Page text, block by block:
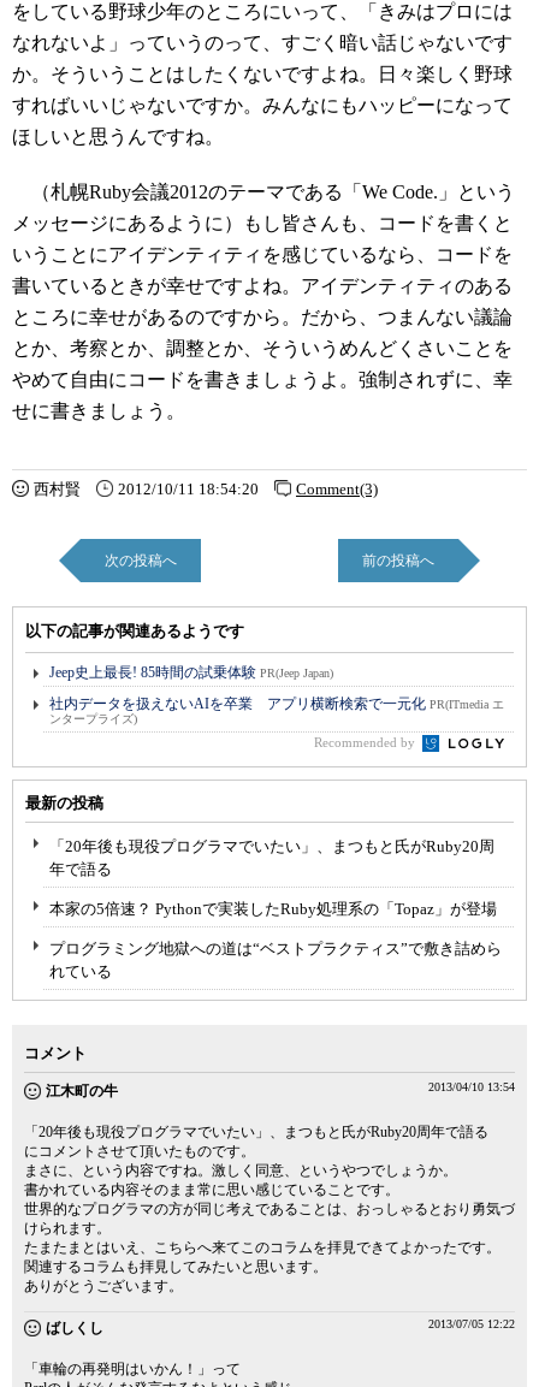
をしている野球少年のところにいって、「きみはプロには
なれないよ」っていうのって、すごく暗い話じゃないです
か。そういうことはしたくないですよね。日々楽しく野球
すればいいじゃないですか。みんなにもハッピーになって
ほしいと思うんですね。
（札幌Ruby会議2012のテーマである「We Code.」という
メッセージにあるように）もし皆さんも、コードを書くと
いうことにアイデンティティを感じているなら、コードを
書いているときが幸せですよね。アイデンティティのある
ところに幸せがあるのですから。だから、つまんない議論
とか、考察とか、調整とか、そういうめんどくさいことを
やめて自由にコードを書きましょうよ。強制されずに、幸
せに書きましょう。
西村賢 2012/10/11 18:54:20 Comment(3)
次の投稿へ 前の投稿へ
以下の記事が関連あるようです
Jeep史上最長! 85時間の試乗体験 PR(Jeep Japan)
社内データを扱えないAIを卒業 アプリ横断検索で一元化 PR(ITmedia エ
ンタープライズ)
Recommended by
最新の投稿
「20年後も現役プログラマでいたい」、まつもと氏がRuby20周
年で語る
本家の5倍速？ Pythonで実装したRuby処理系の「Topaz」が登場
プログラミング地獄への道は“ベストプラクティス”で敷き詰めら
れている
コメント
江木町の牛 2013/04/10 13:54
「20年後も現役プログラマでいたい」、まつもと氏がRuby20周年で語る
にコメントさせて頂いたものです。
まさに、という内容ですね。激しく同意、というやつでしょうか。
書かれている内容そのまま常に思い感じていることです。
世界的なプログラマの方が同じ考えであることは、おっしゃるとおり勇気づ
けられます。
たまたまとはいえ、こちらへ来てこのコラムを拝見できてよかったです。
関連するコラムも拝見してみたいと思います。
ありがとうございます。
ばしくし 2013/07/05 12:22
「車輪の再発明はいかん！」って